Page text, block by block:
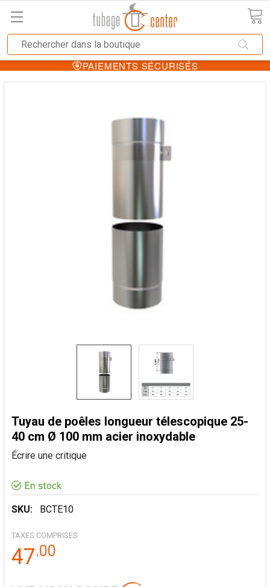
PAIEMENTS SÉCURISÉS
Tuyau de poêles longueur télescopique 25-
40 cm Ø 100 mm acier inoxydable
Écrire une critique
SKU: BCTE10
TAXES COMPRISES
47.00